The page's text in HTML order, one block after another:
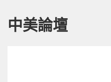
中美論壇